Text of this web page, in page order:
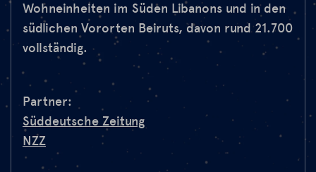
Wohneinheiten im Süden Libanons und in den
südlichen Vororten Beiruts, davon rund 21.700
vollständig.
Partner:
Süddeutsche Zeitung
NZZ